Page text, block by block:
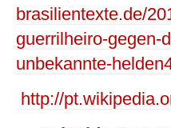
brasilientexte.de/
guerrilheiro-gegen-
unbekannte-
http://